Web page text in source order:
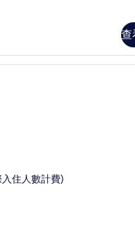
查
豪華三人房 | 高級寢具
住人數計費)